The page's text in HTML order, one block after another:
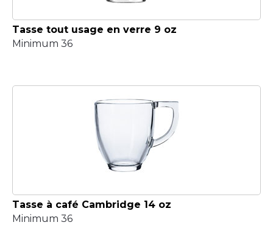
Tasse tout usage en verre 9 oz
Minimum 36
Tasse à café Cambridge 14 oz
Minimum 36